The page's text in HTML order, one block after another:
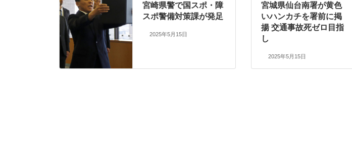
宮崎県警で国スポ・障
スポ警備対策課が発足
2025年5月15日
宮城県仙台南署が黄色
いハンカチを署前に掲
揚 交通事故死ゼロ目指
し
2025年5月15日